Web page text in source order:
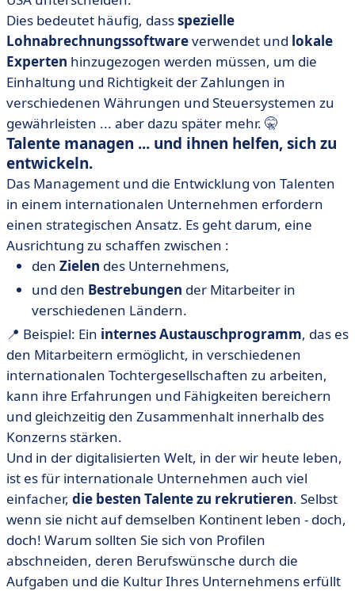
Dies bedeutet häufig, dassspezielle
Lohnabrechnungssoftwareverwendet und lokale
Experten hinzugezogen werden müssen, um die
Einhaltung und Richtigkeit der Zahlungen in
verschiedenen Währungen und Steuersystemen zu
gewährleisten ... aber dazu später mehr. 🤫
Talente managen ... und ihnen helfen, sich zu
entwickeln.
Das Management und die Entwicklung von Talenten
in einem internationalen Unternehmen erfordern
einen strategischen Ansatz. Es geht darum, eine
Ausrichtung zu schaffen zwischen :
den Zielen des Unternehmens,
und den Bestrebungen der Mitarbeiter in
verschiedenen Ländern.
📍 Beispiel: Ein internes Austauschprogramm, das es
den Mitarbeitern ermöglicht, in verschiedenen
internationalen Tochtergesellschaften zu arbeiten,
kann ihre Erfahrungen und Fähigkeiten bereichern
und gleichzeitig den Zusammenhalt innerhalb des
Konzerns stärken.
Und in der digitalisierten Welt, in der wir heute leben,
ist es für internationale Unternehmen auch viel
einfacher, die besten Talente zu rekrutieren. Selbst
wenn sie nicht auf demselben Kontinent leben - doch,
doch! Warum sollten Sie sich von Profilen
abschneiden, deren Berufswünsche durch die
Aufgaben und die Kultur Ihres Unternehmens erfüllt